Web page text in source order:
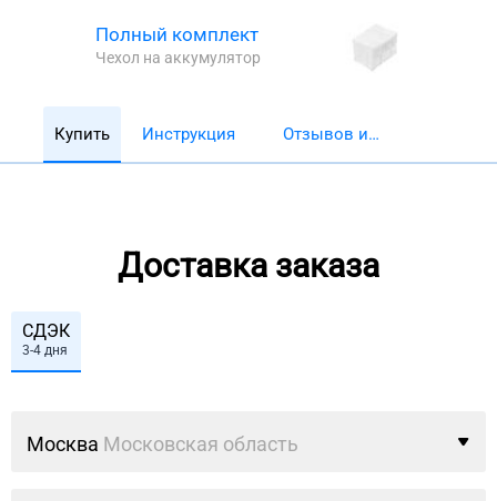
Полный комплект
Чехол на аккумулятор
Купить Инструкция
Отзывов и
Доставка заказа
СДЭК
3-4 дня
Москва Московская область